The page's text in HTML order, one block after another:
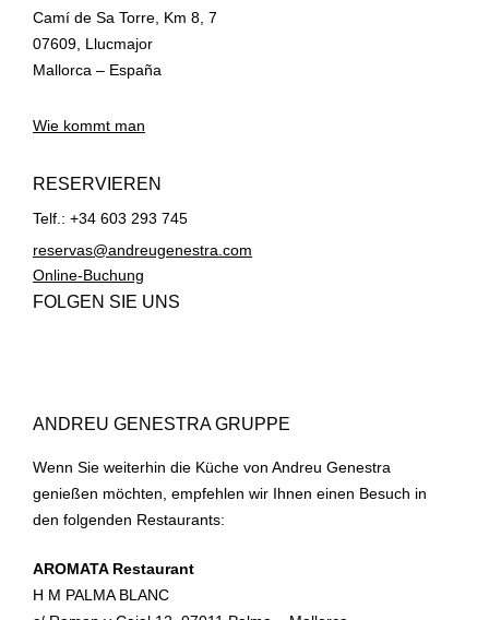
Camí de Sa Torre, Km 8, 7
07609, Llucmajor
Mallorca – España
Wie kommt man
RESERVIEREN
Telf.: +34 603 293 745
reservas@andreugenestra.com
Online-Buchung
FOLGEN SIE UNS
ANDREU GENESTRA GRUPPE
Wenn Sie weiterhin die Küche von Andreu Genestra
genießen möchten, empfehlen wir Ihnen einen Besuch in
den folgenden Restaurants:
AROMATA Restaurant
H M PALMA BLANC